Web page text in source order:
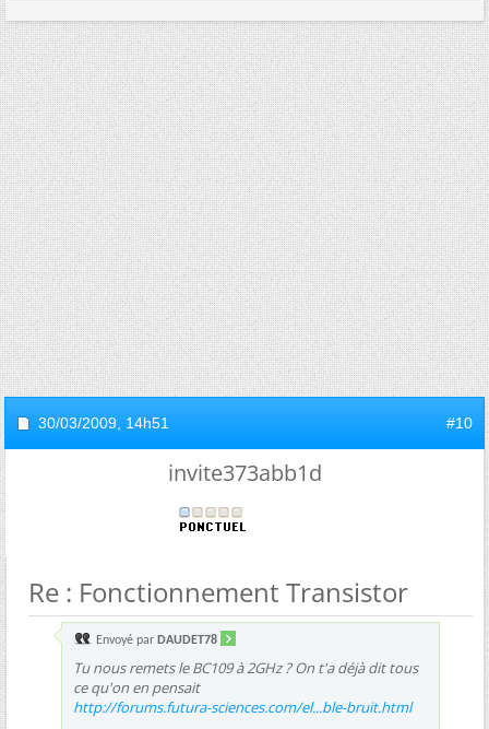
30/03/2009, 14h51 #10
invite373abb1d
Re : Fonctionnement Transistor
Envoyé par DAUDET78
Tu nous remets le BC109 à 2GHz ? On t'a déjà dit tous
ce qu'on en pensait
http://forums.futura-sciences.com/el...ble-bruit.html